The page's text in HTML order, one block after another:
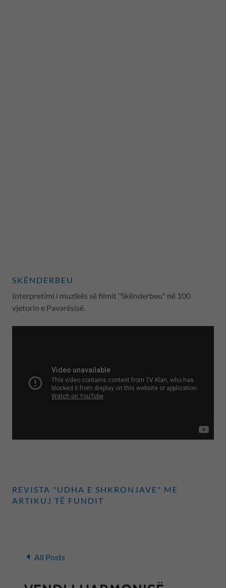
SKËNDERBEU
Interpretimi i muzikës së filmit "Skënderbeu" në 100
vjetorin e Pavarësisë.
REVISTA "UDHA E SHKRONJAVE" ME
ARTIKUJ TË FUNDIT
All Posts